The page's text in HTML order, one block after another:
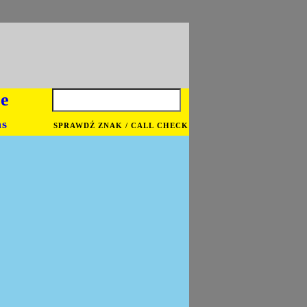
SPRAWDŹ ZNAK / CALL CHECK